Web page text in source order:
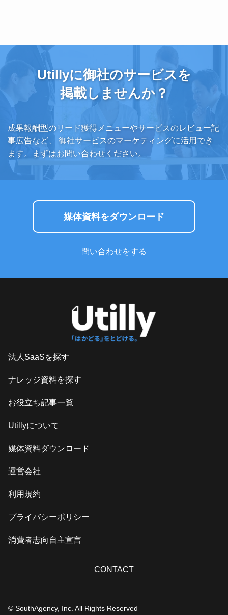
Utillyに御社のサービスを
掲載しませんか？
成果報酬型のリード獲得メニューやサービスのレビュー記
事広告など、
御社サービスのマーケティングに活用でき
ます。まずはお問い合わせください。
媒体資料をダウンロード
問い合わせをする
法人SaaSを探す
ナレッジ資料を探す
お役立ち記事一覧
Utillyについて
媒体資料ダウンロード
運営会社
利用規約
プライバシーポリシー
消費者志向自主宣言
CONTACT
© SouthAgency, Inc. All Rights Reserved